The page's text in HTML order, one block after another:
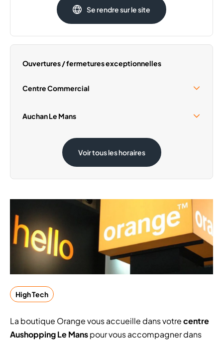
Vendredi
09:30 - 20:00
Se rendre sur le site
Ouvertures / fermetures exceptionnelles
Centre Commercial
Samedi 15 Août
Auchan Le Mans
Samedi 15 Août 08:30 - 19:30
Voir tous les horaires
High Tech
La boutique Orange vous accueille dans votrecentre
Aushopping Le Manspour vous accompagner dans